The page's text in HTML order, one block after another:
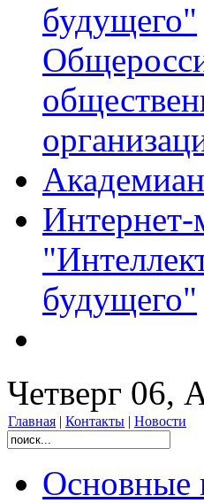
будущего"
Академиан
будущего"
Четверг 06,
Главная | Контакты | Новости
Основные